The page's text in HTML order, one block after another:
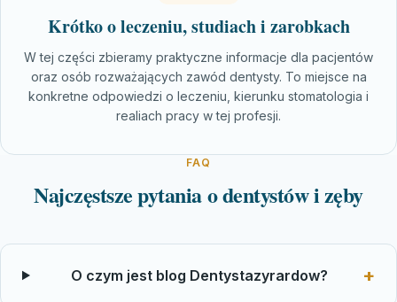
Krótko o leczeniu, studiach i zarobkach
W tej części zbieramy praktyczne informacje dla pacjentów
oraz osób rozważających zawód dentysty. To miejsce na
konkretne odpowiedzi o leczeniu, kierunku stomatologia i
realiach pracy w tej profesji.
FAQ
Najczęstsze pytania o dentystów i zęby
O czym jest blog Dentystazyrardow?